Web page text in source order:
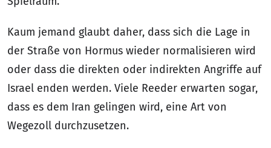
Kaum jemand glaubt daher, dass sich die Lage in
der Straße von Hormus wieder normalisieren wird
oder dass die direkten oder indirekten Angriffe auf
Israel enden werden. Viele Reeder erwarten sogar,
dass es dem Iran gelingen wird, eine Art von
Wegezoll durchzusetzen.